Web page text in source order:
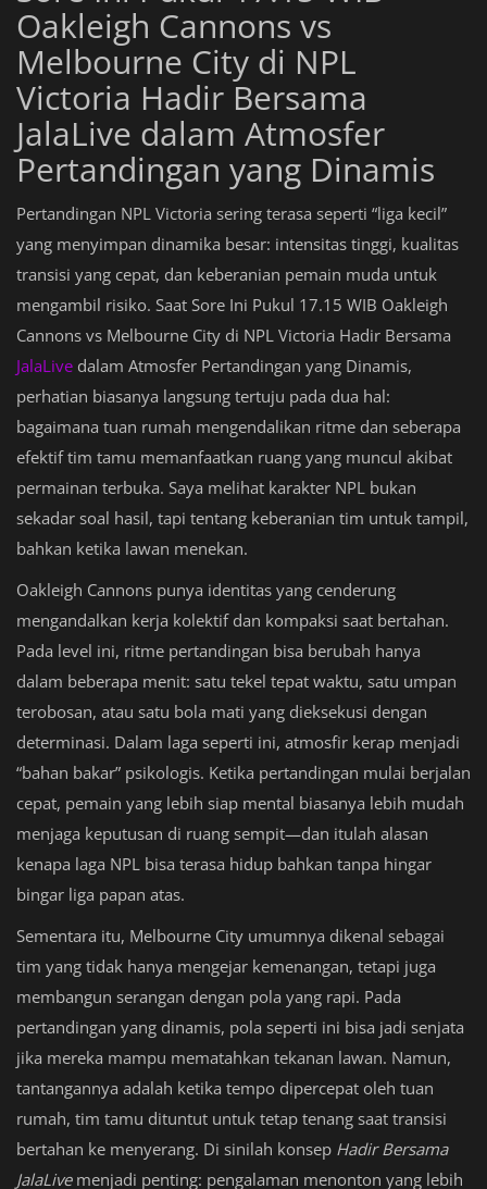
Oakleigh Cannons vs
Melbourne City di NPL
Victoria Hadir Bersama
JalaLive dalam Atmosfer
Pertandingan yang Dinamis
Pertandingan NPL Victoria sering terasa seperti “liga kecil”
yang menyimpan dinamika besar: intensitas tinggi, kualitas
transisi yang cepat, dan keberanian pemain muda untuk
mengambil risiko. Saat Sore Ini Pukul 17.15 WIB Oakleigh
Cannons vs Melbourne City di NPL Victoria Hadir Bersama
JalaLive dalam Atmosfer Pertandingan yang Dinamis,
perhatian biasanya langsung tertuju pada dua hal:
bagaimana tuan rumah mengendalikan ritme dan seberapa
efektif tim tamu memanfaatkan ruang yang muncul akibat
permainan terbuka. Saya melihat karakter NPL bukan
sekadar soal hasil, tapi tentang keberanian tim untuk tampil,
bahkan ketika lawan menekan.
Oakleigh Cannons punya identitas yang cenderung
mengandalkan kerja kolektif dan kompaksi saat bertahan.
Pada level ini, ritme pertandingan bisa berubah hanya
dalam beberapa menit: satu tekel tepat waktu, satu umpan
terobosan, atau satu bola mati yang dieksekusi dengan
determinasi. Dalam laga seperti ini, atmosfir kerap menjadi
“bahan bakar” psikologis. Ketika pertandingan mulai berjalan
cepat, pemain yang lebih siap mental biasanya lebih mudah
menjaga keputusan di ruang sempit—dan itulah alasan
kenapa laga NPL bisa terasa hidup bahkan tanpa hingar
bingar liga papan atas.
Sementara itu, Melbourne City umumnya dikenal sebagai
tim yang tidak hanya mengejar kemenangan, tetapi juga
membangun serangan dengan pola yang rapi. Pada
pertandingan yang dinamis, pola seperti ini bisa jadi senjata
jika mereka mampu mematahkan tekanan lawan. Namun,
tantangannya adalah ketika tempo dipercepat oleh tuan
rumah, tim tamu dituntut untuk tetap tenang saat transisi
bertahan ke menyerang. Di sinilah konsep Hadir Bersama
JalaLivemenjadi penting: pengalaman menonton yang lebih